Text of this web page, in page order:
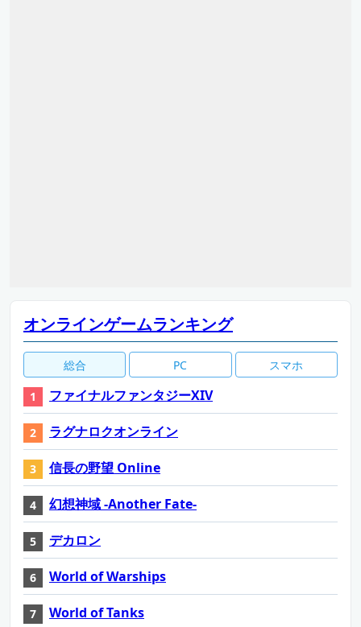
オンラインゲームランキング
総合 PC スマホ
ファイナルファンタジーXIV
ラグナロクオンライン
信長の野望 Online
幻想神域 -Another Fate-
デカロン
World of Warships
World of Tanks